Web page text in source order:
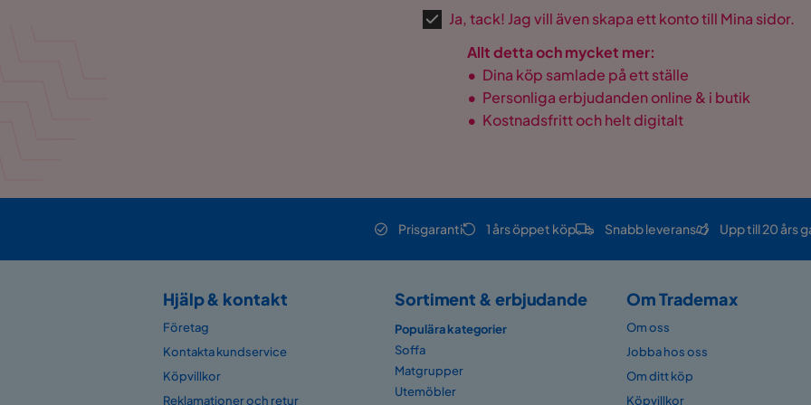
Ja, tack! Jag vill även skapa ett konto till Mina sidor.
Allt detta och mycket mer:
• Dina köp samlade på ett ställe
• Personliga erbjudanden online & i butik
• Kostnadsfritt och helt digitalt
Prisgaranti 1 års öppet köp Snabb leverans Upp till 20 års
Hjälp & kontakt
Företag
Kontakta kundservice
Köpvillkor
Reklamationer och retur
Sortiment & erbjudande
Populära kategorier
Soffa
Matgrupper
Utemöbler
Om Trademax
Om oss
Jobba hos oss
Om ditt köp
Köpvillkor